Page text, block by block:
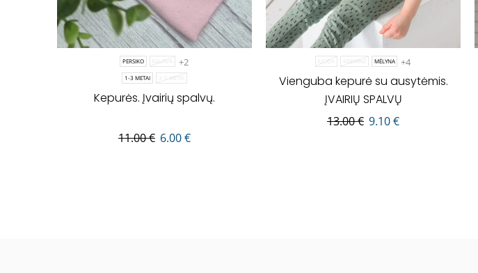
PERSIKO RAUSVA +2
1-3 METAI 3-5 METAI
Kepurės. Įvairių spalvų.
11.00€ 6.00€
JUODA KREMINĖ MĖLYNA +4
Vienguba kepurė su ausytėmis.
ĮVAIRIŲ SPALVŲ
13.00€ 9.10€